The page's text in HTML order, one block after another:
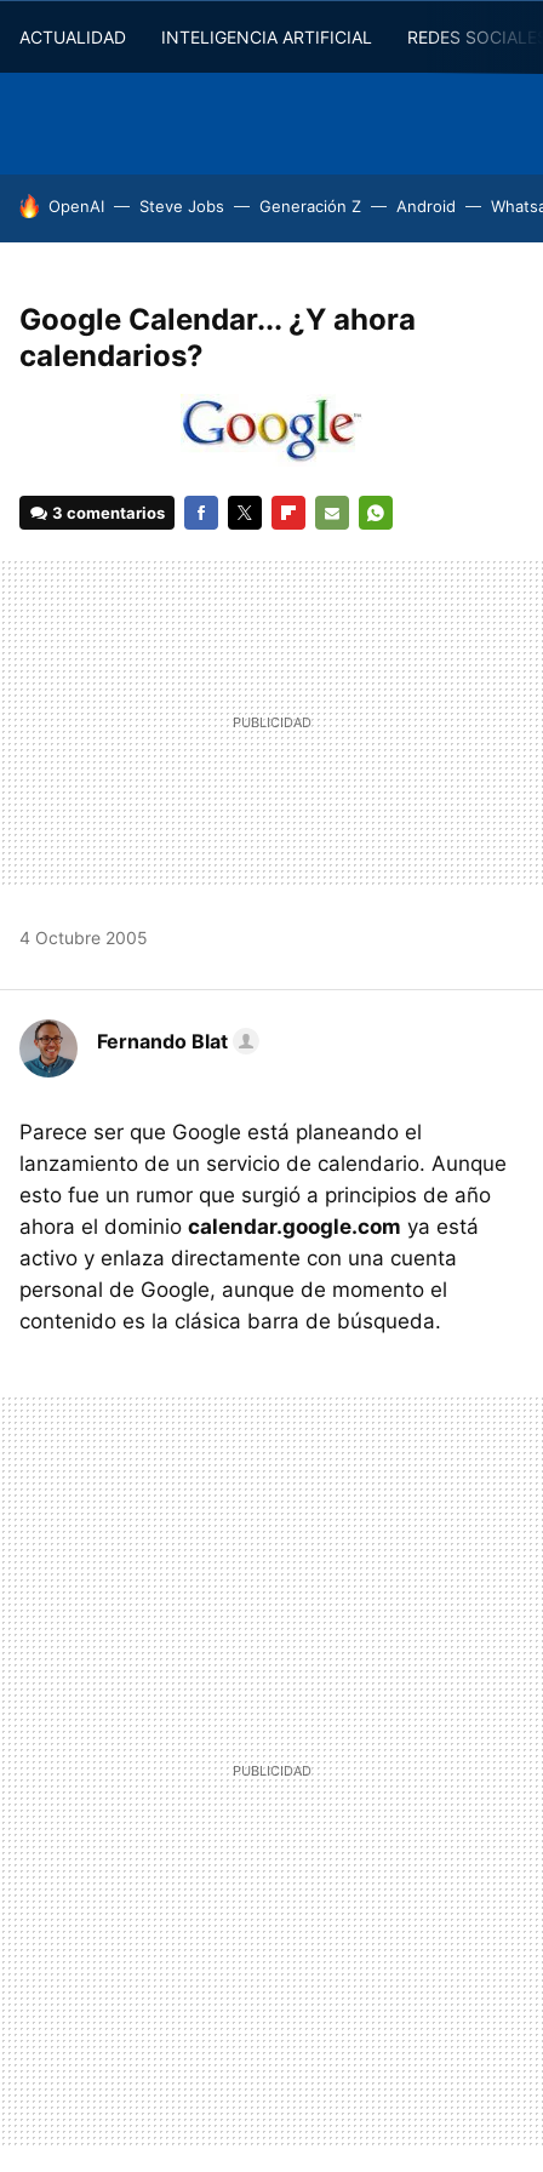
ACTUALIDAD INTELIGENCIA ARTIFICIAL REDES
HOY SE HABLA DE
OpenAI Steve Jobs Generación Z Android
Google Calendar... ¿Y ahora
calendarios?
3 comentarios
MAIL
4 Octubre 2005
Fernando Blat
Parece ser que Google está planeando el
lanzamiento de un servicio de calendario. Aunque
esto fue un rumor que surgió a principios de año
ahora el dominio calendar.google.com ya está
activo y enlaza directamente con una cuenta
personal de Google, aunque de momento el
contenido es la clásica barra de búsqueda.